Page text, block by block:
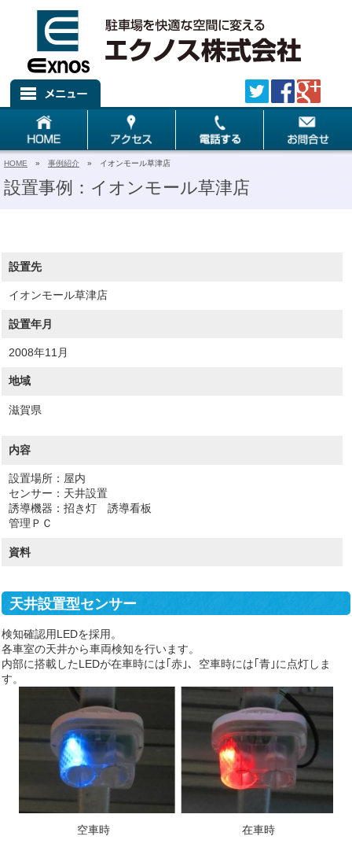
HOME » 事例紹介 » イオンモール草津店
設置事例：イオンモール草津店
設置先
イオンモール草津店
設置年月
2008年11月
地域
滋賀県
内容
設置場所：屋内
センサー：天井設置
誘導機器：招き灯 誘導看板
管理ＰＣ
資料
天井設置型センサー
検知確認用LEDを採用。
各車室の天井から車両検知を行います。
内部に搭載したLEDが在車時には｢赤｣、空車時には｢青｣に点灯しま
す。
空車時 在車時